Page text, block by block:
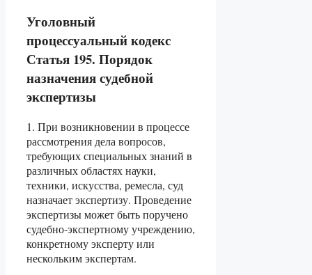
Уголовный
процессуальный кодекс
Статья 195. Порядок
назначения судебной
экспертизы
1. При возникновении в процессе
рассмотрения дела вопросов,
требующих специальных знаний в
различных областях науки,
техники, искусства, ремесла, суд
назначает экспертизу. Проведение
экспертизы может быть поручено
судебно-экспертному учреждению,
конкретному эксперту или
нескольким экспертам.